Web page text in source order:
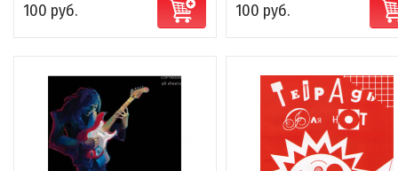
100 руб. 100 руб.